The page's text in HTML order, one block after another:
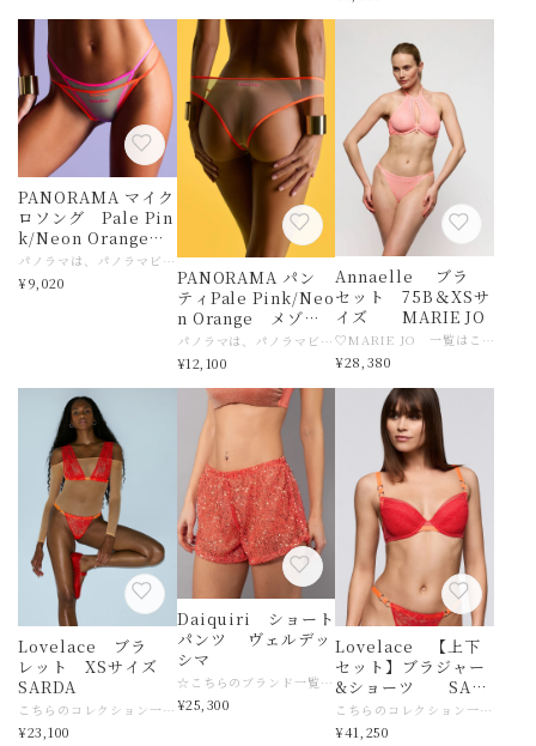
PANORAMA マイク
ロソング Pale Pin
k/Neon Orange
メゾンクローズ
パノラマは、パノラマビューのように縁取られた超軽量ランジェリーで構成されています。肌に溶け込む柔らかなパステルカラー、締め付けずに形を整えるシャープで鮮やかな輪郭。フィルターなし―隠すものなく裸の感覚を自由に味わえる。親密さを360度見つめる。 透明なパステルカラーのチュールを使用したマイクロタンガ。超薄型蛍光エラスティックで構造化。ゴールドのスライダーでサイドを調節可能、精密なフィットを実現。背面のセンターリングが腰のラインを強調。前面に浮き彫りのメゾン・クロースロゴ。コットン裏地なしの完全なシースルー仕上げ。 パノラマコレクション 広角ショットを描くように繊細に構成されています。開放的で繊細、肌と想像力が呼吸できるように計算されています。パノラマビューのように縁取られた、超軽量 PANORAMAは、広角ショットを描くようにランジェリーを構成する 開放的で繊細、肌と想像力が呼吸できるように計算されたデザイン。 超軽量のショーツは、パノラマ風景のように縁取られる。親密さに注がれる360度の視線。 肌に溶け込むパステルカラー、くっきりとした明るい輪郭が、締め付けずに縁取る。その効果は繊細で、グラフィックで、絵画的とも言える。裾は開放的に、何も隠さず、自由を感じる選択をあなたに委ねる。縁取られた愛撫。軽やかな地平線。 PANORAMAコレクション一覧はこちら https://www.slingerie.shop/categories/7172324 【商品名】メゾンクローズ PANORAMA マイクロソングPale Pink/Neon Orange 【サイズ】メゾンクローズ Sサイズ 日本サイズ目安 ・Sサイズ→日本M〜Lサイズ目安 ☆サイズ感がご不明な場合は、どうぞ店舗へお問い合わせくださいませ 【素材】ナイロン、ポリウレタン 【色】Pale Pink/Neon Orange 【ご注意事項】 インポート商品になりますので少しゆったりめです。 モニターの発色の具合によって実際のものと色が異なる場合がございます。 【その他商品説明】 2006年創業 大胆さを日常的に愛用するメゾン・クローズ 繊細さで、官能性を開示し、 削ぎ落とされた生地と研ぎ澄まされた形が融合し、 独創的な縫い目が傑作を織り成し、 豊かな味わいの中で、フランス流の誘惑を称える美学が花開くランジェリーブランド 枠にはめられた決まりごとや、 何時何分が何を意味するのかに とらわれることない世界 肌に彫刻を施すかのように、独自のボディアートで生み出されています
¥9,020
PANORAMA パン
ティPale Pink/Neo
n Orange メゾン
クローズ
パノラマは、パノラマビューのように縁取られた超軽量ランジェリーで構成されています。肌に溶け込む柔らかなパステルカラー、締め付けずに形を整えるシャープで鮮やかな輪郭。フィルターなし―隠すものなく裸の感覚を自由に味わえる。親密さを360度見つめる。 透明なパステルカラーのチュール製ブリーフ。ウエストには超薄型蛍光エラスティックがアクセント。軽やかで快適なカット。背面にコントラストを効かせたメゾン・クロースのロゴ。 完全な透明感のためコットン裏地なし。 パノラマコレクション 広角ショットを描くように繊細に構成されています。開放的で繊細、肌と想像力が呼吸できるように計算されています。パノラマビューのように縁取られた、超軽量 PANORAMAは、広角ショットを描くようにランジェリーを構成する 開放的で繊細、肌と想像力が呼吸できるように計算されたデザイン。 超軽量のショーツは、パノラマ風景のように縁取られる。親密さに注がれる360度の視線。 肌に溶け込むパステルカラー、くっきりとした明るい輪郭が、締め付けずに縁取る。その効果は繊細で、グラフィックで、絵画的とも言える。裾は開放的に、何も隠さず、自由を感じる選択をあなたに委ねる。縁取られた愛撫。軽やかな地平線。 PANORAMAコレクション一覧はこちら https://www.slingerie.shop/categories/7172324 【商品名】メゾンクローズ PANORAMA パンティPale Pink/Neon Orange 【サイズ】メゾンクローズ Sサイズ 日本サイズ目安 ・Sサイズ→日本M〜Lサイズ目安 ☆サイズ感がご不明な場合は、どうぞ店舗へお問い合わせくださいませ 【素材】ナイロン、ポリウレタン 【色】Pale Pink/Neon Orange 【ご注意事項】 インポート商品になりますので少しゆったりめです。 モニターの発色の具合によって実際のものと色が異なる場合がございます。 【その他商品説明】 2006年創業 大胆さを日常的に愛用するメゾン・クローズ 繊細さで、官能性を開示し、 削ぎ落とされた生地と研ぎ澄まされた形が融合し、 独創的な縫い目が傑作を織り成し、 豊かな味わいの中で、フランス流の誘惑を称える美学が花開くランジェリーブランド 枠にはめられた決まりごとや、 何時何分が何を意味するのかに とらわれることない世界 肌に彫刻を施すかのように、独自のボディアートで生み出されています
¥12,100
Annaelle ブラ
セット 75B＆XSサ
イズ MARIE JO
♡MARIE JO 一覧はこちら https://www.slingerie.shop/categories/6642812 【商品名】Annaelle ブラセット MARIE JO 【サイズ】 ・ブラジャー９０B（７５B/3４B）サイズ ・ソング ３６（XS）サイズ 日本サイズ目安 ブラジャー９０B→日本７５BC目安 ソング３６サイズ→日本Mサイズ目安 ☆サイズ感がご不明な場合は、どうぞ店舗へお問い合わせくださいませ 国産目安より、少しゆったりめです。 【素材】ナイロン、ポリウレタン、コットン 【色】Neon Peach 【ご注意事項】 インポート商品になりますので少しゆったりめです。 モニターの発色の具合によって実際のものと色が異なる場合がございます。 【その他商品説明】 こちらのブランド紹介ブログはこちら https://www.slingerie.shop/blog/2025/05/08/122258
¥28,380
Lovelace ブラ
レット XSサイズ
SARDA
こちらのコレクション一覧はこちら https://www.slingerie.shop/categories/6537689 繊細なディテールと上質な生地でデザインされ、快適さとスタイルの両方を提供します。 エレガンスと女性らしさの融合を求める人にぴったりのラブレスは、 モダンな優美さを体現しています。 ブラレットは、繊細で流れるようなデザインで軽さと快適さを兼ね備えています。 カジュアルなスタイルにぴったりで、 洗練された仕上げとソフトな色合いが女性らしさを演出します。 セクシーにも纏える面積調整はパートナーとの甘い夜に♡ 【商品名】SARDA Lovelace ブラレット 【サイズ】サルダ XSサイズ 日本サイズ目安 XSサイズ→アンダー７０目安 ☆サイズ感がご不明な場合は、どうぞ店舗へお問い合わせくださいませ 国産目安より、少しゆったりめです。 【素材】ナイロン、ポリウレタン 【色】ハイビスカス 【ご注意事項】 インポート商品になりますので少しゆったりめです。 モニターの発色の具合によって実際のものと色が異なる場合がございます。 【その他商品説明】2024年にブランド名を「Andrés Sardá」から「Sarda」へと変更。 これまでのクラシックな高級感を維持しながらも、 よりエッジの効いたモダンで新たな世代をも 魅了するクリエイティビティへと進化を遂げています。 ✴︎SARDAの前身 アンドレサルダのブランド紹介ブログはこちら https://ameblo.jp/slingerie/entry-12640649165.html 男性の視線ではなく、女性自身のために Sardaの最も核となる哲学は、 「男性を喜ばせるためではなく、 女性が自分自身に自信を持ち、美しく、パワフルであるために服を纏う」 という姿勢です。 Be Bold. Be Daring. Be Sarda. ブランドが掲げるこのスローガンの通り、 妥協しない自立した女性のジャーニー（人生）を祝福し、 そのパワーを点火するためのデザインを追求し続けています。 サステナビリティへのこだわりファストファッションとは一線を画し、 原材料の75%を西ヨーロッパから調達。 職人技による長持ちする品質と、環境に配慮した社会的責任を重視しています
¥23,100
Daiquiri ショート
パンツ ヴェルデッ
シマ
☆こちらのブランド一覧はこちら https://www.slingerie.shop/categories/1365539 こちらのブランド紹介ブログはこちら https://ameblo.jp/slingerie/entry-12663667429.html 【商品名】ヴェルデッシマ Daiquiri ショートパンツ ヴェルデッシマ 【サイズ】ヨーロッパ XSサイズ （日本サイズ目安Ｍ目安） 【素材】ナイロン、メタル 【色】ピーチ 【ご注意事項】 インポート商品になりますので少しゆったりめです。 モニターの発色の具合によって実際のものと色が異なる場合がございます。 【その他商品説明】 素敵なブランドコンセプト♡のご紹介 常にスタイリッシュでコンテンポラリー 創造的でオープンな女性らしさを追求していているヴェルデッシマ 【30年にわたり下着とビーチウェアを作り続けるということは、 市場の変化だけでなく、 何よりも女性の欲望を解釈することができるということだ。 常に挑戦し続けることは、 それぞれのタイプの女性に特別な配慮を意味します】 トレンディでロマンティック、陽氣で官能的なコレクションの代名詞 ヴェルデシマ コンテンポラリーな提案は、 決して予測可能なものではなく、常にサプライズがあり、個性的です。 ライフスタイルを提案するランジェリーショップ ヴェルディッシマの商品と、選ばれた他のブランドの特別な商品とに接することができる、 ユニークな "ショッピング体験 "をしてください♡ こちらのブランド紹介ブログはこちら https://ameblo.jp/slingerie/entry-12663667429.html 北イタリアから始まったヨーロッパランジェリーの最先端ブランド・Verdissima（ヴェルデッシマ）ランジェリー業界だけでなく世界中のファッション誌も注目している。世界最先端のモードランジェリーです。
¥25,300
Lovelace 【上下
セット】ブラジャー
&ショーツ SAR
DA
こちらのコレクション一覧はこちら https://www.slingerie.shop/categories/6537689 【商品名】SARDA Lovelace プッシュアップブラジャー&イタリアンショーツ 【サイズ】サルダ ・ブラジャー７０Cサイズ 日本７０CD目安 ・イタリアンショーツXS（３６）サイズ 日本M〜Lサイズ目安 ☆サイズ感がご不明な場合は、どうぞ店舗へお問い合わせくださいませ 国産目安より、少しゆったりめです。 【素材】ナイロン、ポリエステル、コットン、ポリウレタン 【色】ハイビスカス 【ご注意事項】 インポート商品になりますので少しゆったりめです。 モニターの発色の具合によって実際のものと色が異なる場合がございます。 【その他商品説明】2024年にブランド名を「Andrés Sardá」から「Sarda」へと変更。 これまでのクラシックな高級感を維持しながらも、 よりエッジの効いたモダンで新たな世代をも 魅了するクリエイティビティへと進化を遂げています。 ✴︎SARDAの前身 アンドレサルダのブランド紹介ブログはこちら https://ameblo.jp/slingerie/entry-12640649165.html 男性の視線ではなく、女性自身のために Sardaの最も核となる哲学は、 「男性を喜ばせるためではなく、 女性が自分自身に自信を持ち、美しく、パワフルであるために服を纏う」 という姿勢です。 Be Bold. Be Daring. Be Sarda. ブランドが掲げるこのスローガンの通り、 妥協しない自立した女性のジャーニー（人生）を祝福し、 そのパワーを点火するためのデザインを追求し続けています。 サステナビリティへのこだわりファストファッションとは一線を画し、 原材料の75%を西ヨーロッパから調達。 職人技による長持ちする品質と、環境に配慮した社会的責任を重視しています
¥41,250